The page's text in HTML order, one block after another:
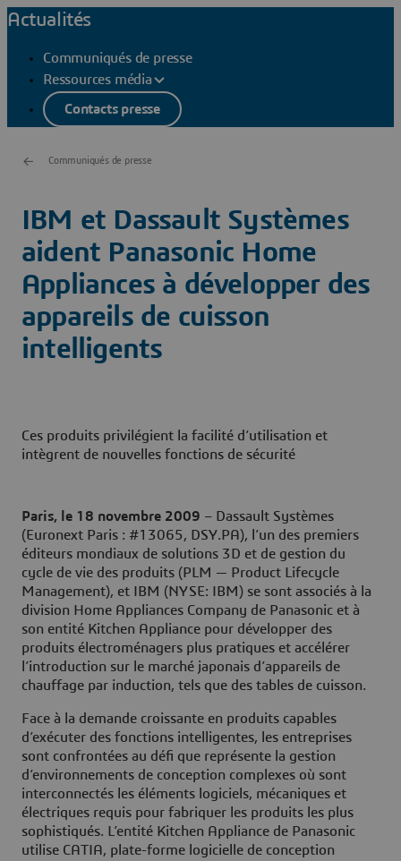
Actualités
Communiqués de presse
Ressources média
Contacts presse
Communiqués de presse
IBM et Dassault Systèmes
aident Panasonic Home
Appliances à développer des
appareils de cuisson
intelligents
Ces produits privilégient la facilité d’utilisation et
intègrent de nouvelles fonctions de sécurité
Paris, le 18 novembre 2009 – Dassault Systèmes
(Euronext Paris : #13065, DSY.PA), l’un des premiers
éditeurs mondiaux de solutions 3D et de gestion du
cycle de vie des produits (PLM — Product Lifecycle
Management), et IBM (NYSE: IBM) se sont associés à la
division Home Appliances Company de Panasonic et à
son entité Kitchen Appliance pour développer des
produits électroménagers plus pratiques et accélérer
l’introduction sur le marché japonais d’appareils de
chauffage par induction, tels que des tables de cuisson.
Face à la demande croissante en produits capables
d’exécuter des fonctions intelligentes, les entreprises
sont confrontées au défi que représente la gestion
d’environnements de conception complexes où sont
interconnectés les éléments logiciels, mécaniques et
électriques requis pour fabriquer les produits les plus
sophistiqués. L’entité Kitchen Appliance de Panasonic
utilise CATIA, plate-forme logicielle de conception